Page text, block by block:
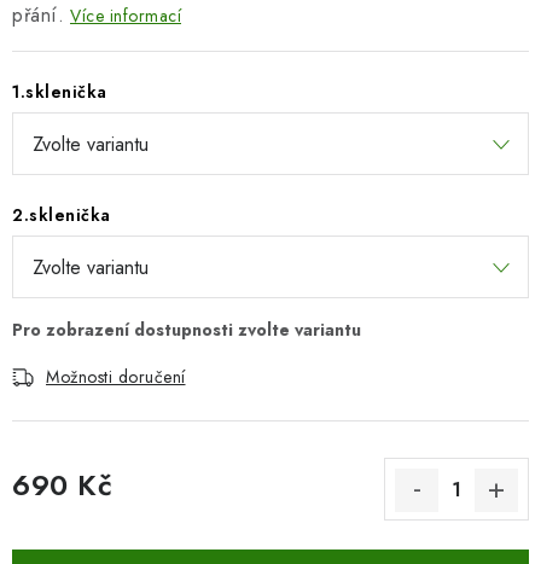
přání. Více informací
1.sklenička
2.sklenička
Možnosti doručení
690 Kč